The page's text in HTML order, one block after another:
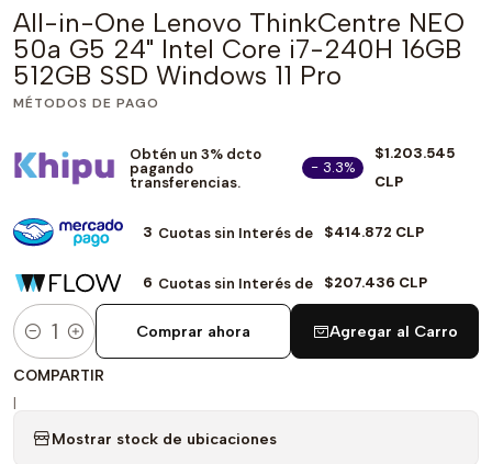
All-in-One Lenovo ThinkCentre NEO
50a G5 24" Intel Core i7-240H 16GB
512GB SSD Windows 11 Pro
MÉTODOS DE PAGO
Obtén un 3% dcto
pagando
transferencias.
- 3.3%
$1.203.545
CLP
3 Cuotas sin Interés de $414.872 CLP
6 Cuotas sin Interés de $207.436 CLP
Cantidad
Agregar al Carro
Comprar ahora
COMPARTIR
|
Mostrar stock de ubicaciones